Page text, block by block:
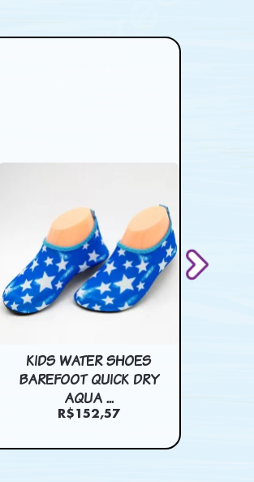
KIDS WATER SHOES
BAREFOOT QUICK DRY
AQUA ...
R$152,57